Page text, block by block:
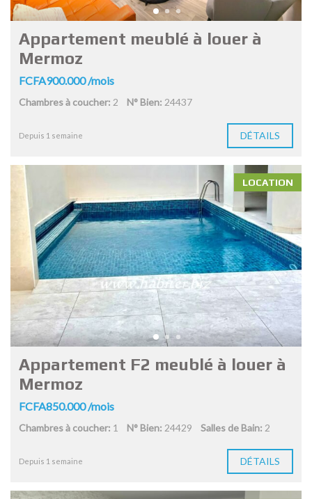
Appartement meublé à louer à
Mermoz
FCFA900.000 /mois
Chambres à coucher: 2 N° Bien: 24437
Depuis 1 semaine DÉTAILS
LOCATION
Appartement F2 meublé à louer à
Mermoz
FCFA850.000 /mois
Chambres à coucher: 1 N° Bien: 24429 Salles de Bain: 2
Depuis 1 semaine DÉTAILS